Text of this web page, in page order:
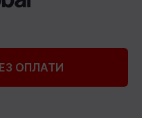
ОПЛАТИ